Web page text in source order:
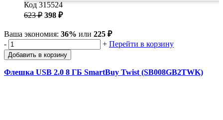
Код 315524
623 ₽ 398 ₽
Ваша экономия: 36% или 225 ₽
-
+ Перейти в корзину
Добавить в корзину
Флешка USB 2.0 8 ГБ SmartBuy Twist (SB008GB2TWK)